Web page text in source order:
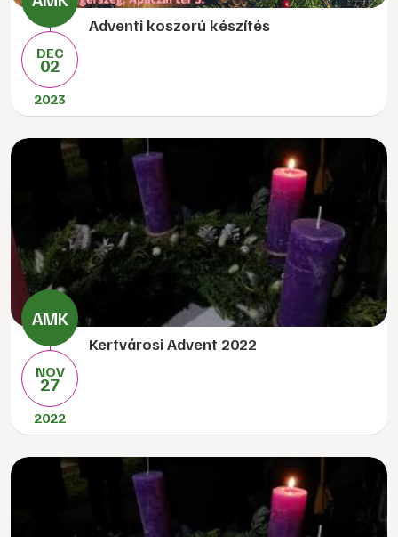
DEC
02
2023
Adventi koszorú készítés
NOV
27
2022
Kertvárosi Advent 2022